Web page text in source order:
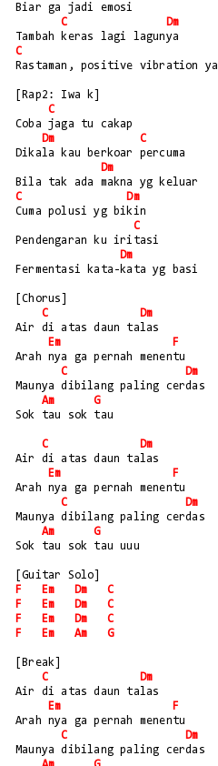
Biar ga jadi emosi
C
Dm
Tambah keras lagi lagunya
C
Rastaman, positive vibration ya
[Rap2: Iwa k]
C
Coba jaga tu cakap
Dm
C
Dikala kau berkoar percuma
Dm
Bila tak ada makna yg keluar
C
Dm
Cuma polusi yg bikin
C
Pendengaran ku iritasi
Dm
Fermentasi kata-kata yg basi
[Chorus]
C
Dm
Air di atas daun talas
Em
F
Arah nya ga pernah menentu
C
Dm
Maunya dibilang paling cerdas
Am
G
Sok tau sok tau
C
Dm
Air di atas daun talas
Em
F
Arah nya ga pernah menentu
C
Dm
Maunya dibilang paling cerdas
Am
G
Sok tau sok tau uuu
[Guitar Solo]
F
Em Dm
C
F
Em Dm
C
F
Em Dm
C
F
Em Am G
[Break]
C
Dm
Air di atas daun talas
Em
F
Arah nya ga pernah menentu
C
Dm
Maunya dibilang paling cerdas